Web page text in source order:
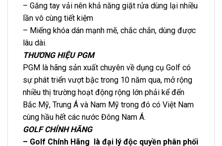
– Găng tay vải nên khả năng giặt rửa dùng lại nhiều
lần vô cùng tiết kiệm
– Miếng khóa dán mạnh mẽ, chắc chắn, dùng được
lâu dài.
THƯƠNG HIỆU PGM
PGM là hãng sản xuất chuyên về dụng cụ Golf có
sự phát triển vượt bậc trong 10 năm qua, mở rộng
nhiều thị trường hoạt động rộng lớn phải kể đến
Bắc Mỹ, Trung Á và Nam Mỹ trong đó có Việt Nam
cùng hầu hết các nước Đông Nam Á.
GOLF CHÍNH HÃNG
– Golf Chính Hãng là đại lý độc quyền phân phối